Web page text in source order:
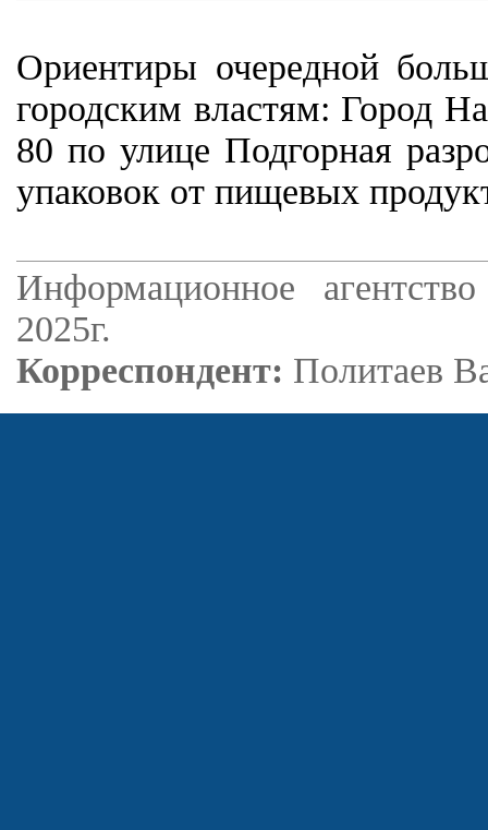
Ориентиры очередной
городским властям: Город
80 по улице Подгорная
упаковок от пищевых
Информационное
2025г.
Корреспондент: Политаев